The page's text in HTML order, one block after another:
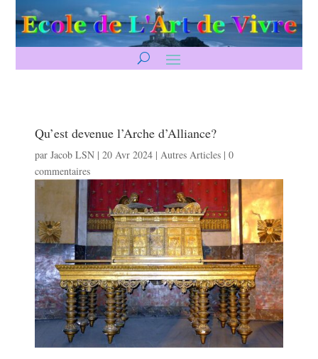
Qu’est devenue l’Arche d’Alliance?
parJacob LSN |20 Avr 2024 | Autres Articles |0
commentaires